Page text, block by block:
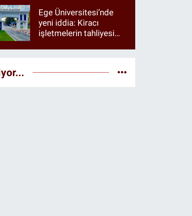
Ege Üniversitesi’nde
yeni iddia: Kiracı
işletmelerin tahliyesi